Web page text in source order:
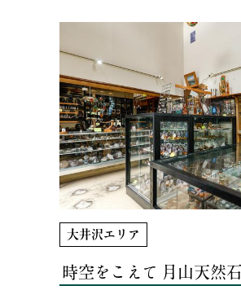
大井沢エリア
時空をこえて 月山天然石